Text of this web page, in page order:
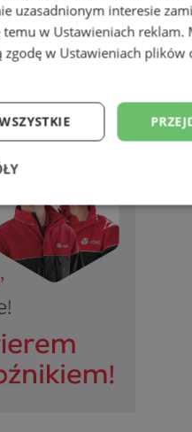
uzasadnionym interesie
temu w Ustawieniach reklam.
zgodę w Ustawieniach plików
Wydajność
Niesklasyfikowane